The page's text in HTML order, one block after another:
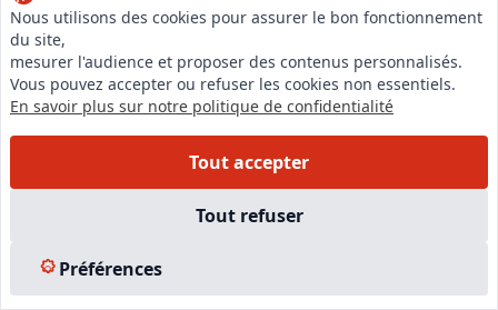
Compétences
Expert immobilier valeur vénale en biens
d'habitations
Expert immobilier valeur vénale biens commerciaux
et industriels
Expert pour les biens vendus en viager
Consulter la fiche de l'expert
CABINET THALIMMO |
CASTAGNIERS (06670)
Nous utilisons des cookies pour assurer le bon fonctionnement
du site,
mesurer l'audience et proposer des contenus personnalisés.
Vous pouvez accepter ou refuser les cookies non essentiels.
En savoir plus sur notre politique de confidentialité
Tout accepter
Tout refuser
Préférences